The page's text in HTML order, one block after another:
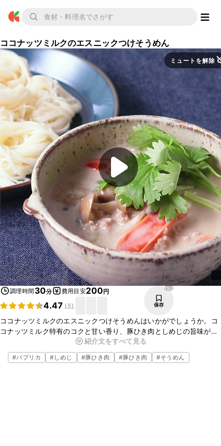
ココナッツミルクのエスニックつけそうめん
ミュートを解除
調理時間 30分 費用目安200円
4.47 ( 5)
150
保存
ココナッツミルクのエスニックつけそうめんはいかがでしょうか。コ
コナッツミルク特有のコクと甘い香り、豚ひき肉としめじの旨味が効
いたつけダレが、そうめんに絡んでおいしいですよ。いつもとひと味
違うつけそうめんをぜひ作ってみてくださいね。
紹介文をすべて見る
#パプリカ #しめじ #豚ひき肉 #豚ひき肉 #そうめん